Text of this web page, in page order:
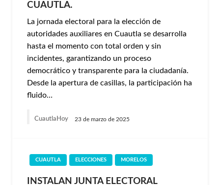
CUAUTLA.
La jornada electoral para la elección de
autoridades auxiliares en Cuautla se desarrolla
hasta el momento con total orden y sin
incidentes, garantizando un proceso
democrático y transparente para la ciudadanía.
Desde la apertura de casillas, la participación ha
fluido…
CuautlaHoy 23 de marzo de 2025
CUAUTLA ELECCIONES MORELOS
INSTALAN JUNTA ELECTORAL